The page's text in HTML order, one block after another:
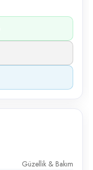
Güzellik & Bakım